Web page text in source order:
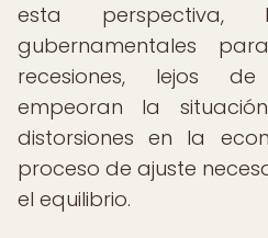
esta perspectiva,
gubernamentales
recesiones, lejos
empeoran la
distorsiones en la
proceso de ajuste
el equilibrio.